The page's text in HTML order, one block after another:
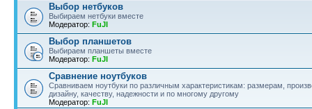
Выбор нетбуков
Выбираем нетбуки вместе
Модератор: FuJI
Выбор планшетов
Выбираем планшеты вместе
Модератор: FuJI
Сравнение ноутбуков
Сравниваем ноутбуки по различным характеристикам: размерам,
дизайну, качеству, надежности и по многому другому
Модератор: FuJI